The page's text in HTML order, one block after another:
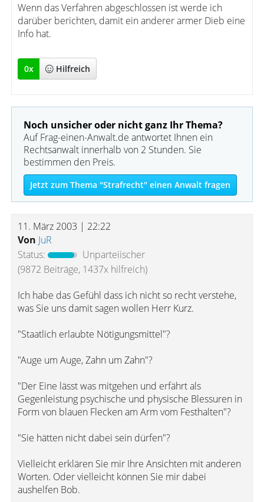
Wenn das Verfahren abgeschlossen ist werde ich
darüber berichten, damit ein anderer armer Dieb eine
Info hat.
0x Hilfreich
Noch unsicher oder nicht ganz Ihr Thema?
Auf Frag-einen-Anwalt.de antwortet Ihnen ein
Rechtsanwalt innerhalb von 2 Stunden. Sie
bestimmen den Preis.
Jetzt zum Thema "Strafrecht" einen Anwalt fragen
11. März 2003 | 22:22
Von JuR
Status:
Unparteiischer
(9872 Beiträge, 1437x hilfreich)
Ich habe das Gefühl dass ich nicht so recht verstehe,
was Sie uns damit sagen wollen Herr Kurz.
"Staatlich erlaubte Nötigungsmittel"?
"Auge um Auge, Zahn um Zahn"?
"Der Eine lässt was mitgehen und erfährt als
Gegenleistung psychische und physische Blessuren in
Form von blauen Flecken am Arm vom Festhalten"?
"Sie hätten nicht dabei sein dürfen"?
Vielleicht erklären Sie mir Ihre Ansichten mit anderen
Worten. Oder vielleicht können Sie mir dabei
aushelfen Bob.